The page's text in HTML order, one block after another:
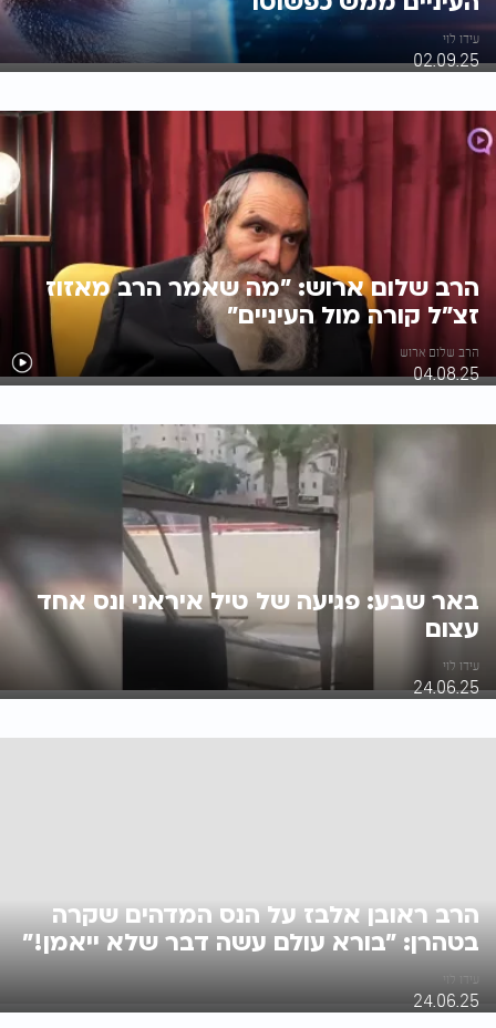
עידו לוי
02.09.25
הרב שלום ארוש: "מה שאמר הרב מאזוז
זצ"ל קורה מול העיניים"
הרב שלום ארוש
04.08.25
באר שבע: פגיעה של טיל איראני ונס אחד
עצום
עידו לוי
24.06.25
הרב ראובן אלבז על הנס המדהים שקרה
בטהרן: "בורא עולם עשה דבר שלא ייאמן!"
עידו לוי
24.06.25